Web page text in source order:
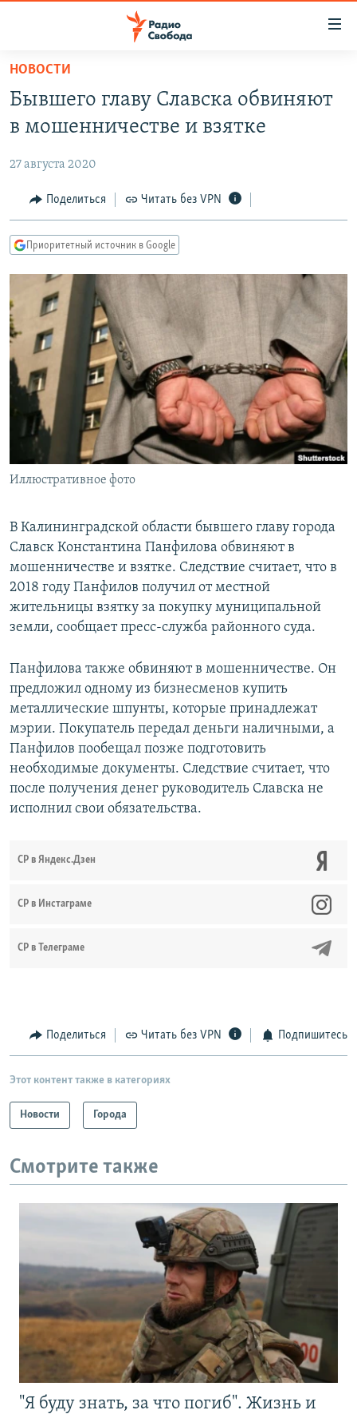
упрощенного
доступа
основному
Вернутся
главной
навигации
Вернутся
поиску
ЦИТАТЫ СВОБОДЫ
МНЕНИЯ
IDEL.РЕАЛИИ
КАВКАЗ.РЕАЛИИ
СЕВЕР.РЕАЛИИ
СИБИРЬ.РЕАЛИИ
РАСПИСАНИЕ ВЕЩАНИЯ
ПОДПИШИТЕСЬ НА РАССЫЛКУ
СОЦИАЛЬНЫЕ СЕТИ
Все сайты РСЕ/РС
НОВОСТИ
Бывшего главу Славска обвиняют
в мошенничестве и взятке
27 августа 2020
Поделиться Читать без VPN
Приоритетный источник в Google
Иллюстративное фото
В Калининградской области бывшего главу города
Славск Константина Панфилова обвиняют в
мошенничестве и взятке. Следствие считает, что в
2018 году Панфилов получил от местной
жительницы взятку за покупку муниципальной
земли, сообщает пресс-служба районного суда.
Панфилова также обвиняют в мошенничестве. Он
предложил одному из бизнесменов купить
металлические шпунты, которые принадлежат
мэрии. Покупатель передал деньги наличными, а
Панфилов пообещал позже подготовить
необходимые документы. Следствие считает, что
после получения денег руководитель Славска не
исполнил свои обязательства.
СР в Яндекс.Дзен
CР в Инстаграме
СР в Телеграме
Поделиться Читать без VPN Подпишитесь
Этот контент также в категориях
Новости Города
Смотрите также
"Я буду знать, за что погиб". Жизнь и